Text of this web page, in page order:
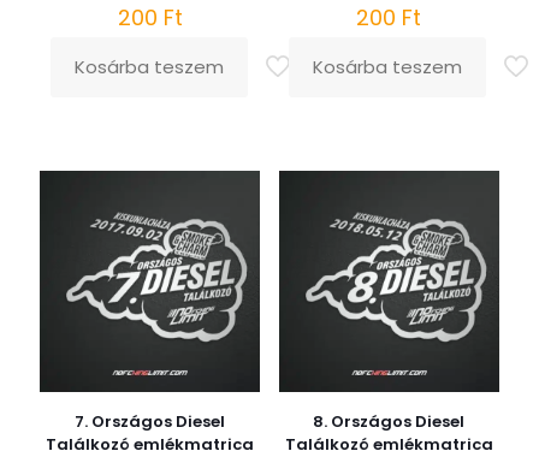
200 Ft
Kosárba teszem
200 Ft
Kosárba teszem
7. Országos Diesel
Találkozó emlékmatrica
8. Országos Diesel
Találkozó emlékmatrica